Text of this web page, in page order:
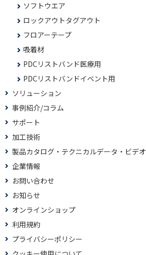
ソフトウエア
ロックアウトタグアウト
フロアーテープ
吸着材
PDCリストバンド医療用
PDCリストバンドイベント用
ソリューション
事例紹介/コラム
サポート
加工技術
製品カタログ・テクニカルデータ・ビデオ
企業情報
お問い合わせ
お知らせ
オンラインショップ
利用規約
プライバシーポリシー